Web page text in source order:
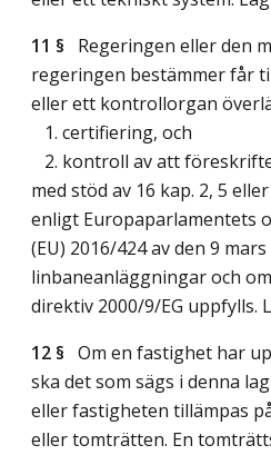
11 § Regeringen eller den
regeringen bestämmer får
eller ett kontrollorgan
1. certifiering, och
2. kontroll av att
med stöd av 16 kap. 2, 5
enligt Europaparlamentets
(EU) 2016/424 av den 9
linbaneanläggningar och
direktiv 2000/9/EG uppfylls.
12 § Om en fastighet har
ska det som sägs i denna
eller fastigheten tillämpas
eller tomträtten. En